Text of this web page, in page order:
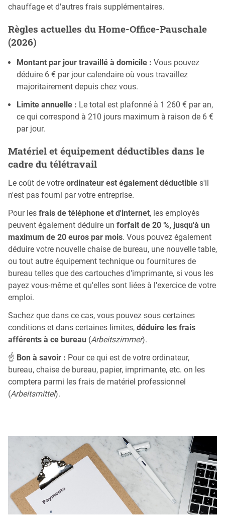
chauffage et d'autres frais supplémentaires.
Règles actuelles du Home-Office-Pauschale
(2026)
Montant par jour travaillé à domicile : Vous pouvez
déduire 6 € par jour calendaire où vous travaillez
majoritairement depuis chez vous.
Limite annuelle : Le total est plafonné à 1 260 € par an,
ce qui correspond à 210 jours maximum à raison de 6 €
par jour.
Matériel et équipement déductibles dans le
cadre du télétravail
Le coût de votre ordinateur est également déductible s'il
n'est pas fourni par votre entreprise.
Pour les frais de téléphone et d'internet, les employés
peuvent également déduire un forfait de 20 %, jusqu'à un
maximum de 20 euros par mois. Vous pouvez également
déduire votre nouvelle chaise de bureau, une nouvelle table,
ou tout autre équipement technique ou fournitures de
bureau telles que des cartouches d'imprimante, si vous les
payez vous-même et qu'elles sont liées à l'exercice de votre
emploi.
Sachez que dans ce cas, vous pouvez sous certaines
conditions et dans certaines limites, déduire les frais
afférents à ce bureau (Arbeitszimmer).
☝ Bon à savoir : Pour ce qui est de votre ordinateur,
bureau, chaise de bureau, papier, imprimante, etc. on les
comptera parmi les frais de matériel professionnel
(Arbeitsmittel).